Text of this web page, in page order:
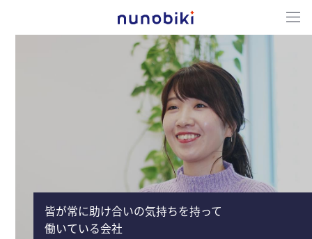
皆が常に助け合いの気持ちを持って
働いている会社